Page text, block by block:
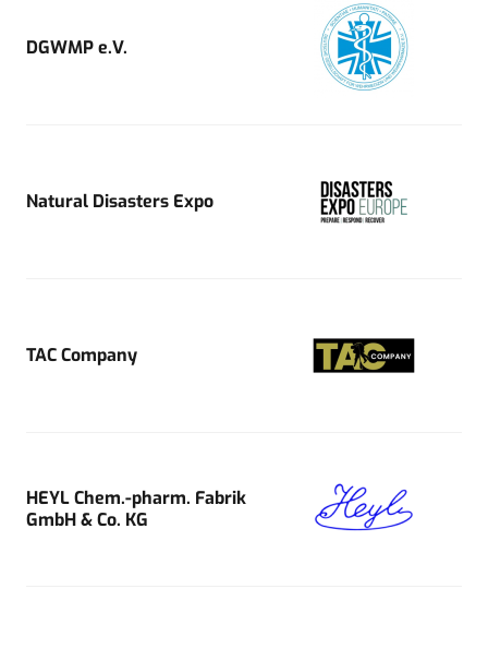
DGWMP e.V.
Natural Disasters Expo
TAC Company
HEYL Chem.-pharm. Fabrik
GmbH & Co. KG